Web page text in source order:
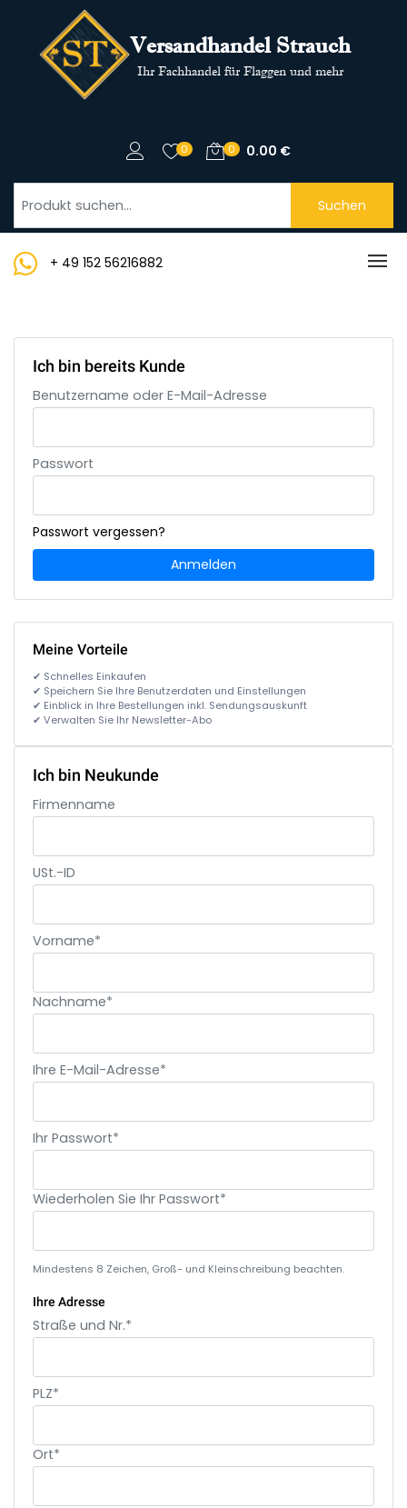
Versandhandel Strauch
Ihr Fachhandel für Flaggen und mehr
0 0 0.00 €
Suchen
+ 49 152 56216882
Ich bin bereits Kunde
Benutzername oder E-Mail-Adresse
Passwort
Passwort vergessen?
Anmelden
Meine Vorteile
✔ Schnelles Einkaufen
✔ Speichern Sie Ihre Benutzerdaten und Einstellungen
✔ Einblick in Ihre Bestellungen inkl. Sendungsauskunft
✔ Verwalten Sie Ihr Newsletter-Abo
Ich bin Neukunde
Firmenname
USt.-ID
Vorname*
Nachname*
Ihre E-Mail-Adresse*
Ihr Passwort*
Wiederholen Sie Ihr Passwort*
Mindestens 8 Zeichen, Groß- und Kleinschreibung beachten.
Ihre Adresse
Straße und Nr.*
PLZ*
Ort*